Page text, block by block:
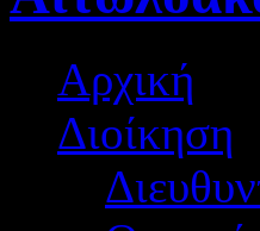
Αρχική
Διοίκηση